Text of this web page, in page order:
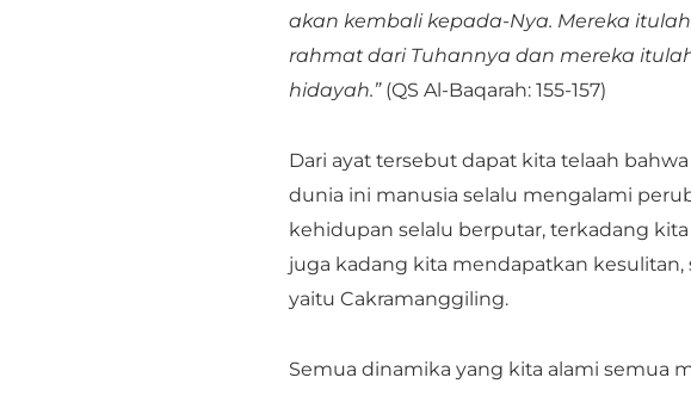
akan kembali kepada-Nya. Mereka
rahmat dari Tuhannya dan mereka
hidayah.”(QS Al-Baqarah: 155-157)
Dari ayat tersebut dapat kita telaah
dunia ini manusia selalu mengalami
kehidupan selalu berputar, terkadang
juga kadang kita mendapatkan kesulitan,
yaitu Cakramanggiling.
Semua dinamika yang kita alami semua